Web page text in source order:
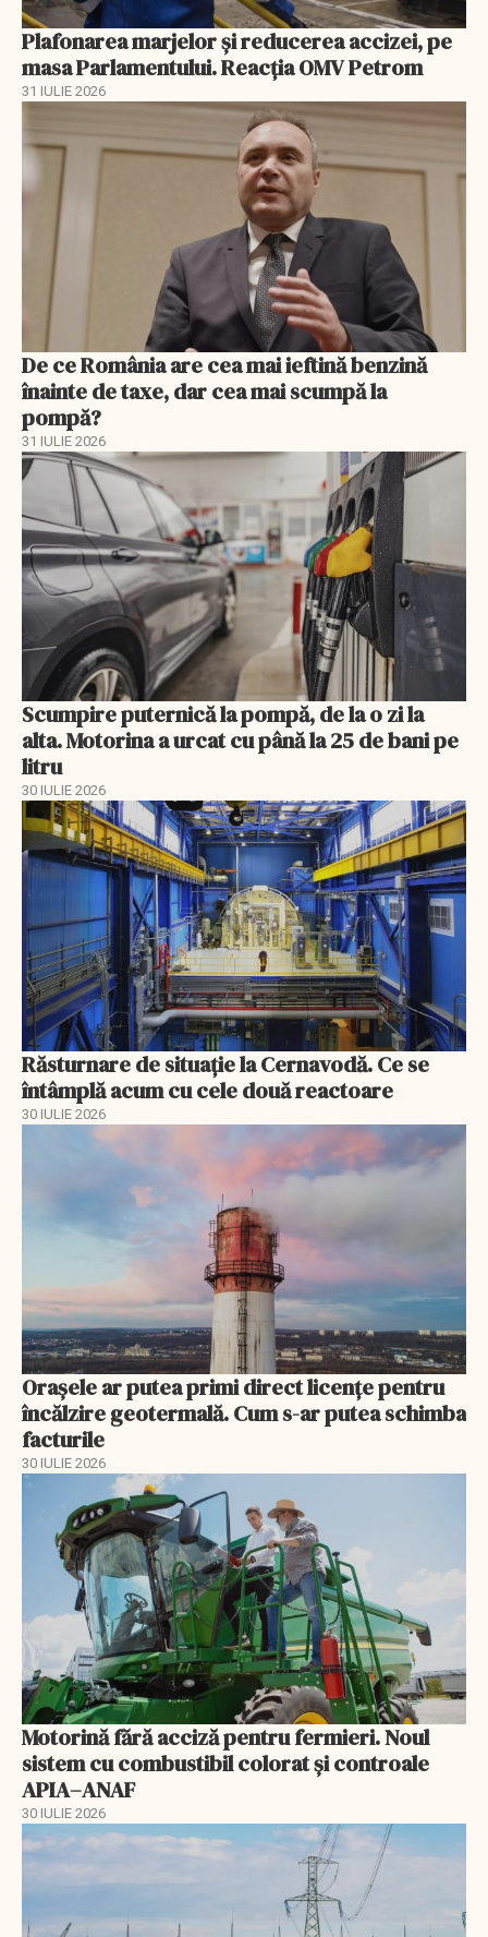
Plafonarea marjelor și reducerea accizei, pe
masa Parlamentului. Reacția OMV Petrom
31 IULIE 2026
De ce România are cea mai ieftină benzină
înainte de taxe, dar cea mai scumpă la
pompă?
31 IULIE 2026
Scumpire puternică la pompă, de la o zi la
alta. Motorina a urcat cu până la 25 de bani pe
litru
30 IULIE 2026
Răsturnare de situație la Cernavodă. Ce se
întâmplă acum cu cele două reactoare
30 IULIE 2026
Orașele ar putea primi direct licențe pentru
încălzire geotermală. Cum s-ar putea schimba
facturile
30 IULIE 2026
Motorină fără acciză pentru fermieri. Noul
sistem cu combustibil colorat și controale
APIA–ANAF
30 IULIE 2026